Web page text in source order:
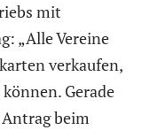
mit
„Alle Vereine
verkaufen,
Gerade
beim